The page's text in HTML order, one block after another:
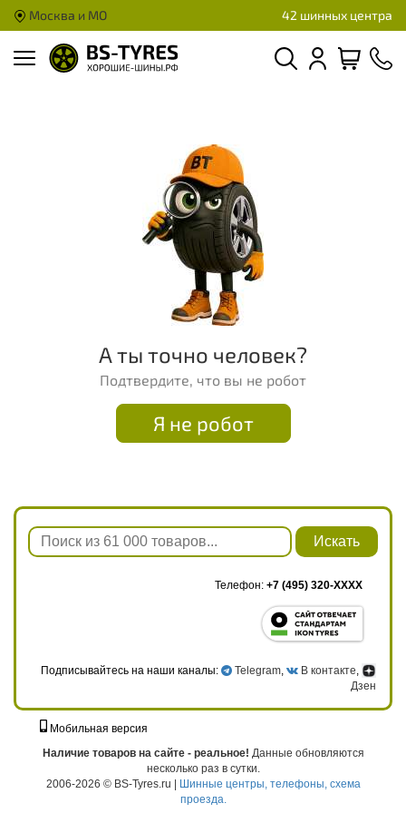
Москва и МО 42 шинных центра
А ты точно человек?
Подтвердите, что вы не робот
Я не робот
Искать
Телефон: +7 (495) 320-XXXX
Подписывайтесь на наши каналы: Telegram , В контакте
Дзен
Мобильная версия
Наличие товаров на сайте - реальное! Данные обновляются
несколько раз в сутки.
2006-2026 © BS-Tyres.ru | Шинные центры, телефоны, схема
проезда.